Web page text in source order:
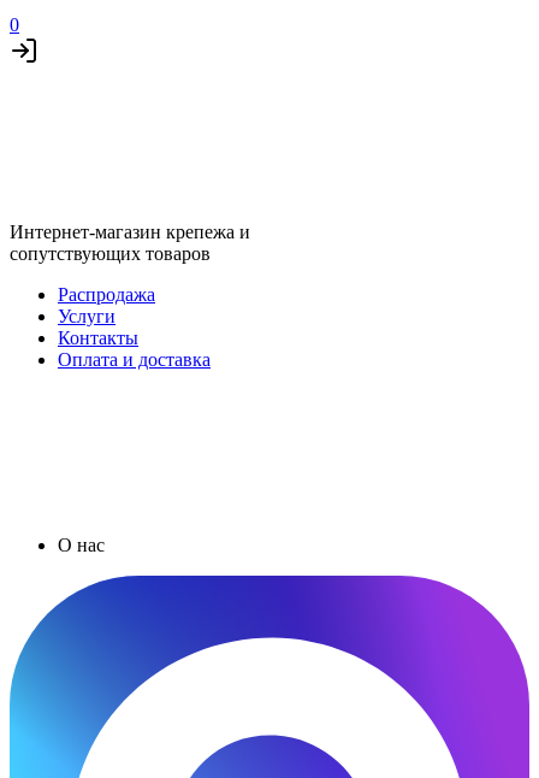
0
Интернет-магазин крепежа и
сопутствующих товаров
Распродажа
Услуги
Контакты
Оплата и доставка
О нас